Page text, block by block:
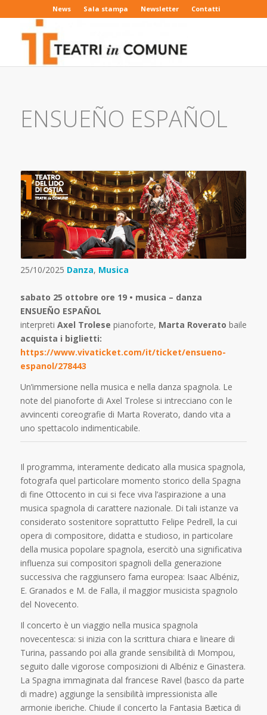
News Sala stampa Newsletter Contatti
ENSUEÑO ESPAÑOL
25/10/2025 Danza, Musica
sabato 25 ottobre ore 19 • musica – danza
ENSUEÑO ESPAÑOL
interpreti Axel Trolese pianoforte, Marta Roverato baile
acquista i biglietti:
https://www.vivaticket.com/it/ticket/ensueno-
espanol/278443
Un’immersione nella musica e nella danza spagnola. Le
note del pianoforte di Axel Trolese si intrecciano con le
avvincenti coreografie di Marta Roverato, dando vita a
uno spettacolo indimenticabile.
Il programma, interamente dedicato alla musica spagnola,
fotografa quel particolare momento storico della Spagna
di fine Ottocento in cui si fece viva l’aspirazione a una
musica spagnola di carattere nazionale. Di tali istanze va
considerato sostenitore soprattutto Felipe Pedrell, la cui
opera di compositore, didatta e studioso, in particolare
della musica popolare spagnola, esercitò una significativa
influenza sui compositori spagnoli della generazione
successiva che raggiunsero fama europea: Isaac Albéniz,
E. Granados e M. de Falla, il maggior musicista spagnolo
del Novecento.
Il concerto è un viaggio nella musica spagnola
novecentesca: si inizia con la scrittura chiara e lineare di
Turina, passando poi alla grande sensibilità di Mompou,
seguito dalle vigorose composizioni di Albéniz e Ginastera.
La Spagna immaginata dal francese Ravel (basco da parte
di madre) aggiunge la sensibilità impressionista alle
armonie iberiche. Chiude il concerto la Fantasia Bætica di